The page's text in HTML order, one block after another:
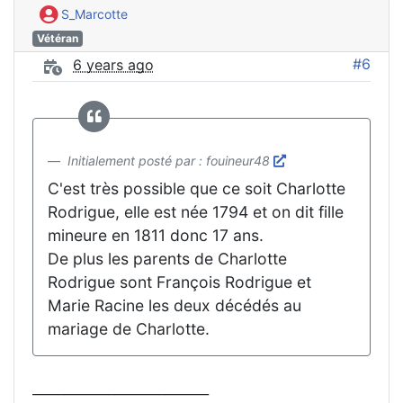
S_Marcotte
Vétéran
6 years ago #6
Initialement posté par : fouineur48
C'est très possible que ce soit Charlotte
Rodrigue, elle est née 1794 et on dit fille
mineure en 1811 donc 17 ans.
De plus les parents de Charlotte
Rodrigue sont François Rodrigue et
Marie Racine les deux décédés au
mariage de Charlotte.